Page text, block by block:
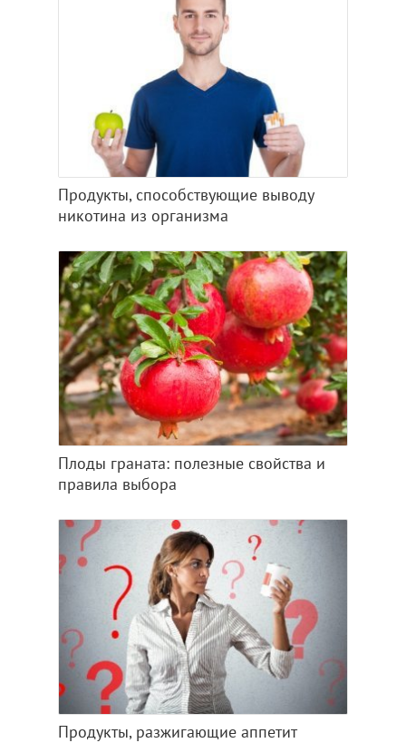
Продукты, способствующие выводу
никотина из организма
Плоды граната: полезные свойства и
правила выбора
Продукты, разжигающие аппетит